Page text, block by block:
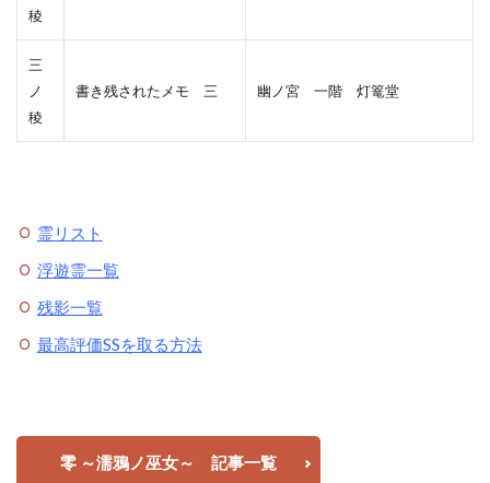
稜
三
ノ
稜
書き残されたメモ 三 幽ノ宮 一階 灯篭堂
霊リスト
浮遊霊一覧
残影一覧
最高評価SSを取る方法
零 ～濡鴉ノ巫女～ 記事一覧